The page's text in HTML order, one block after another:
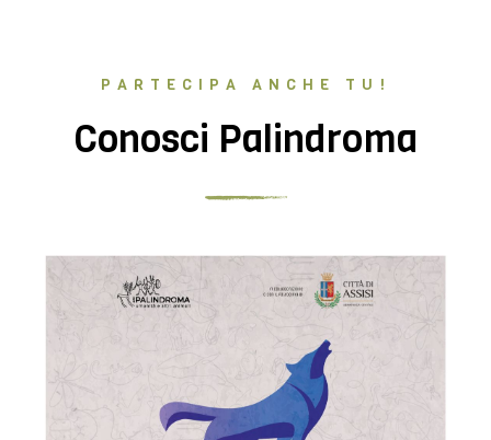
PARTECIPA ANCHE TU!
Conosci Palindroma